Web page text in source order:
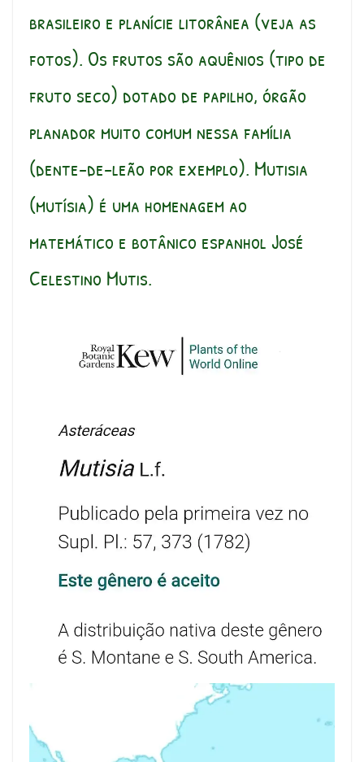
brasileiro e planície litorânea (veja as
fotos). Os frutos são aquênios (tipo de
fruto seco) dotado de papilho, órgão
planador muito comum nessa família
(dente-de-leão por exemplo). Mutisia
(mutísia) é uma homenagem ao
matemático e botânico espanhol José
Celestino Mutis.